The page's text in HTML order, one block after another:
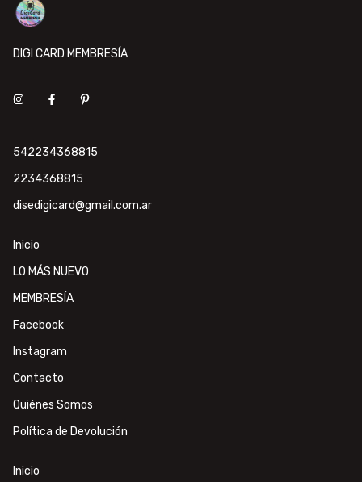
DIGI CARD MEMBRESÍA
542234368815
2234368815
disedigicard@gmail.com.ar
Inicio
LO MÁS NUEVO
MEMBRESÍA
Facebook
Instagram
Contacto
Quiénes Somos
Política de Devolución
Inicio